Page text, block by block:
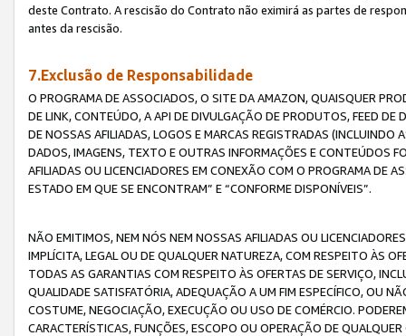
deste Contrato. A rescisão do Contrato não eximirá as partes de
antes da rescisão.
7.Exclusão de Responsabilidade
O PROGRAMA DE ASSOCIADOS, O SITE DA AMAZON, QUAISQUER
DE LINK, CONTEÚDO, A API DE DIVULGAÇÃO DE PRODUTOS, FEED
DE NOSSAS AFILIADAS, LOGOS E MARCAS REGISTRADAS
DADOS, IMAGENS, TEXTO E OUTRAS INFORMAÇÕES E CONTEÚDOS
AFILIADAS OU LICENCIADORES EM CONEXÃO COM O PROGRAMA DE
ESTADO EM QUE SE ENCONTRAM” E “CONFORME DISPONÍVEIS”.
NÃO EMITIMOS, NEM NÓS NEM NOSSAS AFILIADAS OU
IMPLÍCITA, LEGAL OU DE QUALQUER NATUREZA, COM RESPEITO ÀS
TODAS AS GARANTIAS COM RESPEITO ÀS OFERTAS DE SERVIÇO,
QUALIDADE SATISFATÓRIA, ADEQUAÇÃO A UM FIM ESPECÍFICO, OU
COSTUME, NEGOCIAÇÃO, EXECUÇÃO OU USO DE COMÉRCIO.
CARACTERÍSTICAS, FUNÇÕES, ESCOPO OU OPERAÇÃO DE